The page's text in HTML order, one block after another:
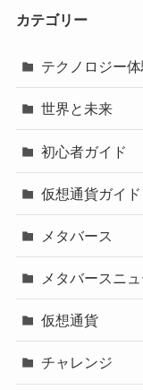
カテゴリー
テクノロジー
世界と未来
初心者ガイド
仮想通貨ガイド
メタバース
メタバースニ
仮想通貨
チャレンジ